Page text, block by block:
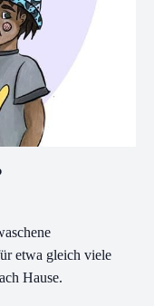
etwa gleich viele
Hause.